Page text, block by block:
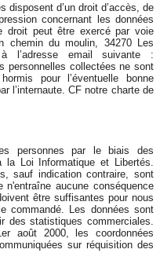
d’un droit d’accès, de
concernant les données
droit peut être exercé par voie
chemin du moulin, 34270 Les
l’adresse email suivante :
personnelles collectées ne sont
pour l’éventuelle bonne
l’internaute. CF notre charte de
personnes par le biais des
la Loi Informatique et Libertés.
sauf indication contraire, sont
aucune conséquence
être suffisantes pour nous
commandé. Les données sont
des statistiques commerciales.
août 2000, les coordonnées
sur réquisition des